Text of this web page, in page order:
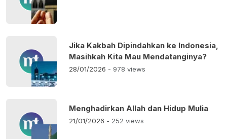
Jika Kakbah Dipindahkan ke Indonesia,
Masihkah Kita Mau Mendatanginya?
28/01/2026 - 978 views
Menghadirkan Allah dan Hidup Mulia
21/01/2026 - 252 views